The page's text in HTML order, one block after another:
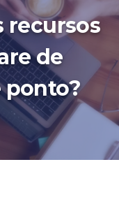
recursos
de
ponto?